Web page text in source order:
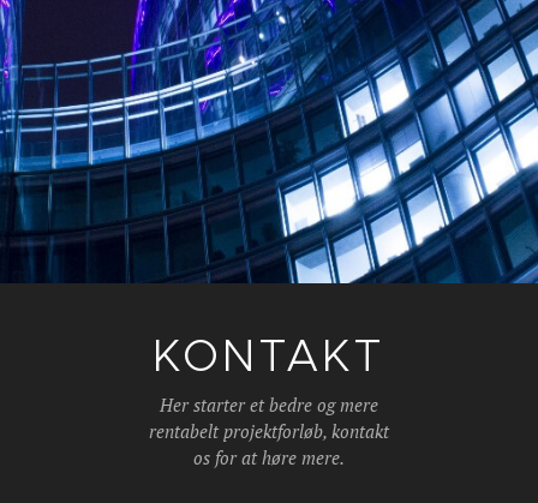
KONTAKT
Her starter et bedre og mere
rentabelt projektforløb, kontakt
os for at høre mere.